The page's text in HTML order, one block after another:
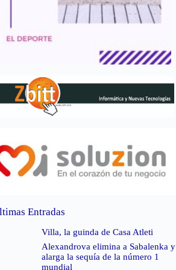
Entradas
Villa, la guinda de Casa Atleti
Alexandrova elimina a Sabalenka y
alarga la sequía de la número 1
mundial